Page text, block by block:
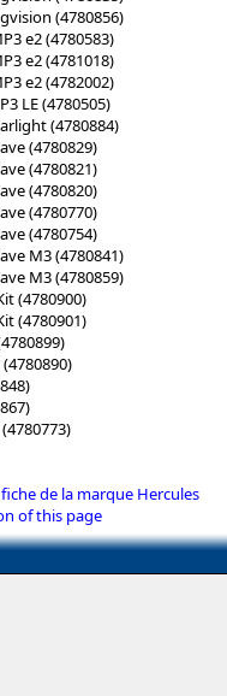
(4780856)
e2 (4780583)
e2 (4781018)
e2 (4782002)
LE (4780505)
(4780884)
(4780829)
(4780821)
(4780820)
(4780770)
(4780754)
M3 (4780841)
M3 (4780859)
(4780900)
(4780901)
de la marque Hercules
of this page